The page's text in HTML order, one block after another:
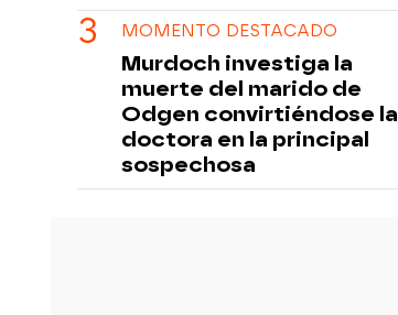
MOMENTO DESTACADO
Murdoch investiga la
muerte del marido de
Odgen convirtiéndose la
doctora en la principal
sospechosa